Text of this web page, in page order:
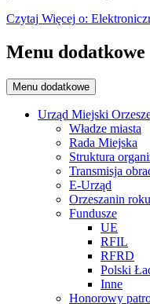
Czytaj Więcej o:
Menu dodatkowe
Menu dodatkowe
Urząd Miejski
Władze miasta
Rada Miejska
Struktura
Transmisja
E-Urząd
Orzeszanin roku
Fundusze
UE
RFIL
RFRD
Polski
Inne
Honorowy